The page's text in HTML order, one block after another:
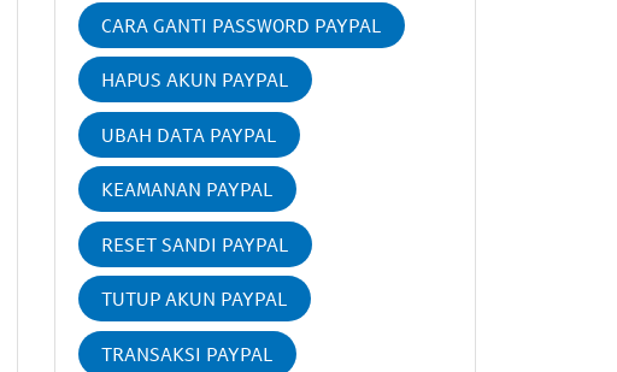
CARA GANTI PASSWORD PAYPAL
HAPUS AKUN PAYPAL
UBAH DATA PAYPAL
KEAMANAN PAYPAL
RESET SANDI PAYPAL
TUTUP AKUN PAYPAL
TRANSAKSI PAYPAL